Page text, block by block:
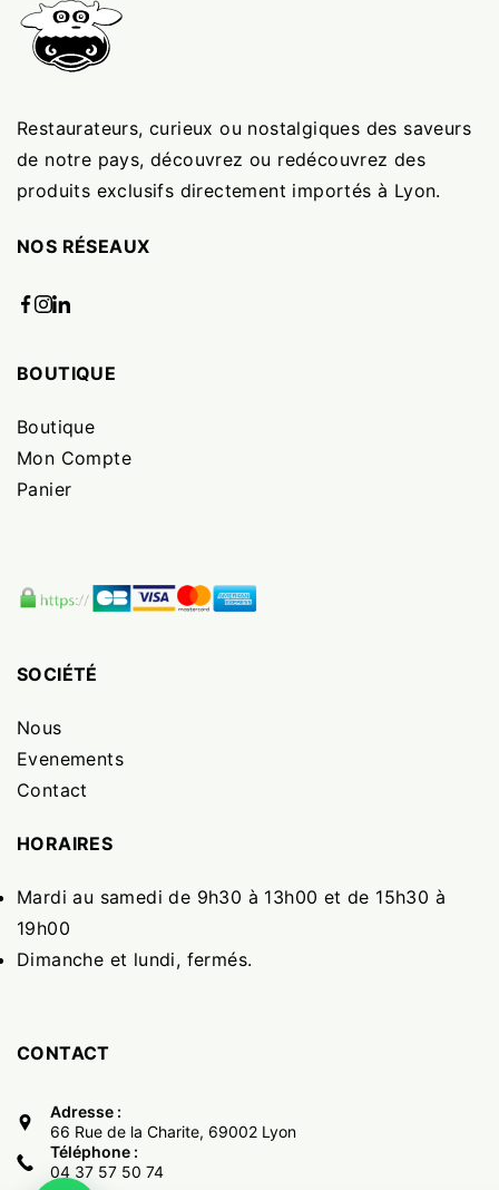
Restaurateurs, curieux ou nostalgiques des saveurs
de notre pays, découvrez ou redécouvrez des
produits exclusifs directement importés à Lyon.
NOS RÉSEAUX
BOUTIQUE
Boutique
Mon Compte
Panier
SOCIÉTÉ
Nous
Evenements
Contact
HORAIRES
Mardi au samedi de 9h30 à 13h00 et de 15h30 à
19h00
Dimanche et lundi, fermés.
CONTACT
Adresse :
66 Rue de la Charite, 69002 Lyon
Téléphone :
04 37 57 50 74